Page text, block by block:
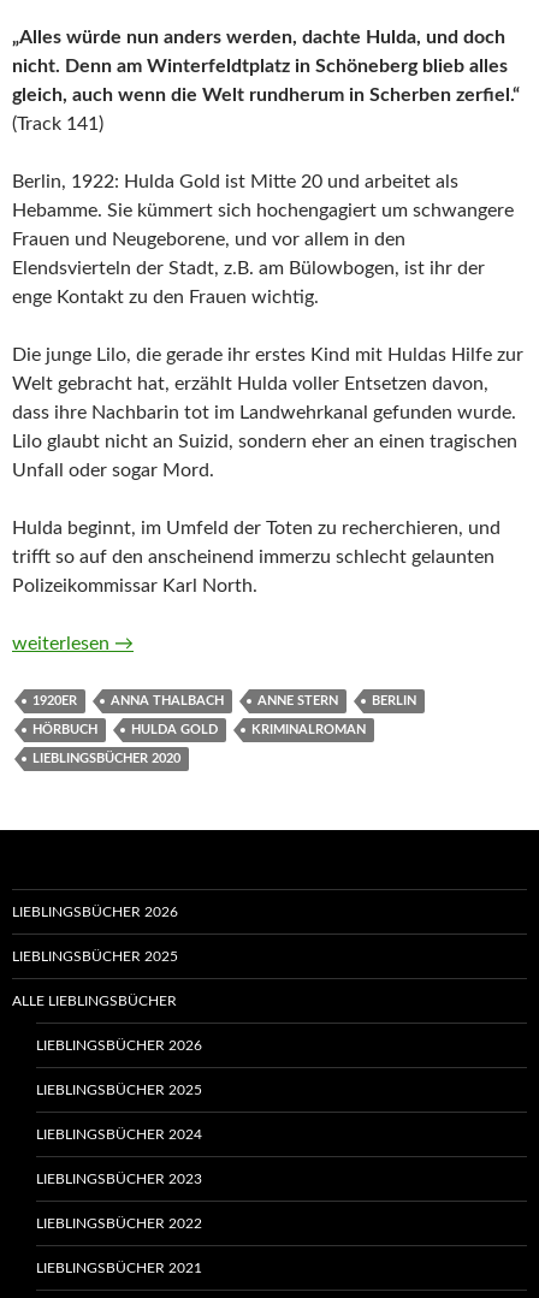
„Alles würde nun anders werden, dachte Hulda, und doch
nicht. Denn am Winterfeldtplatz in Schöneberg blieb alles
gleich, auch wenn die Welt rundherum in Scherben zerfiel.“
(Track 141)
Berlin, 1922: Hulda Gold ist Mitte 20 und arbeitet als
Hebamme. Sie kümmert sich hochengagiert um schwangere
Frauen und Neugeborene, und vor allem in den
Elendsvierteln der Stadt, z.B. am Bülowbogen, ist ihr der
enge Kontakt zu den Frauen wichtig.
Die junge Lilo, die gerade ihr erstes Kind mit Huldas Hilfe zur
Welt gebracht hat, erzählt Hulda voller Entsetzen davon,
dass ihre Nachbarin tot im Landwehrkanal gefunden wurde.
Lilo glaubt nicht an Suizid, sondern eher an einen tragischen
Unfall oder sogar Mord.
Hulda beginnt, im Umfeld der Toten zu recherchieren, und
trifft so auf den anscheinend immerzu schlecht gelaunten
Polizeikommissar Karl North.
Fräulein Gold. Schatten und Licht von Anne Stern (Hörbuch)
weiterlesen →
1920ER ANNA THALBACH ANNE STERN BERLIN
HÖRBUCH HULDA GOLD KRIMINALROMAN
LIEBLINGSBÜCHER 2020
LIEBLINGSBÜCHER 2026
LIEBLINGSBÜCHER 2025
ALLE LIEBLINGSBÜCHER
LIEBLINGSBÜCHER 2026
LIEBLINGSBÜCHER 2025
LIEBLINGSBÜCHER 2024
LIEBLINGSBÜCHER 2023
LIEBLINGSBÜCHER 2022
LIEBLINGSBÜCHER 2021